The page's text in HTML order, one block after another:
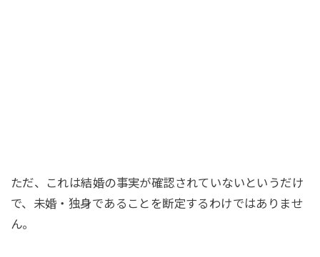
ただ、これは結婚の事実が確認されていないというだけ
で、未婚・独身であることを断定するわけではありませ
ん。